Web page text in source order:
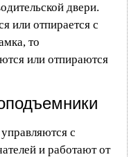
двери.
или отпирается с
то
или отпираются
с
и работают от